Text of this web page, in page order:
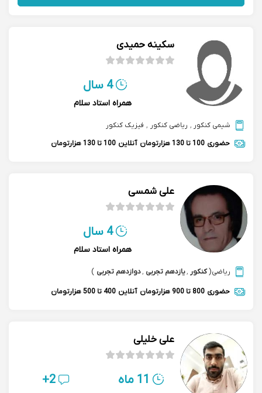
سکینه حمیدی
4 سال
همراه استاد سلام
شیمی کنکور , ریاضی کنکور , فیزیک کنکور
حضوری 100 تا 130 هزارتومان آنلاین 100 تا 130 هزارتومان
علی شمسی
4 سال
همراه استاد سلام
ریاضی(کنکور ,یازدهم تجربی ,دوازدهم تجربی )
حضوری 800 تا 900 هزارتومان آنلاین 400 تا 500 هزارتومان
علی خلیلی
11 ماه 2+